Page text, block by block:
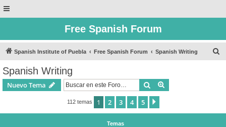
Free Spanish Forum
Spanish Institute of Puebla Free Spanish Forum Spanish Writing
Spanish Writing
Nuevo Tema Buscar
112 temas 1 2 3 4 5
Temas